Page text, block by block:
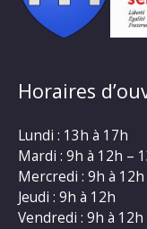
Horaires
Lundi : 13h à 17h
Mardi : 9h à 12h –
Mercredi : 9h à 12h
Jeudi : 9h à 12h
Vendredi : 9h à